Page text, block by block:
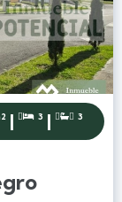
|  3 |  3